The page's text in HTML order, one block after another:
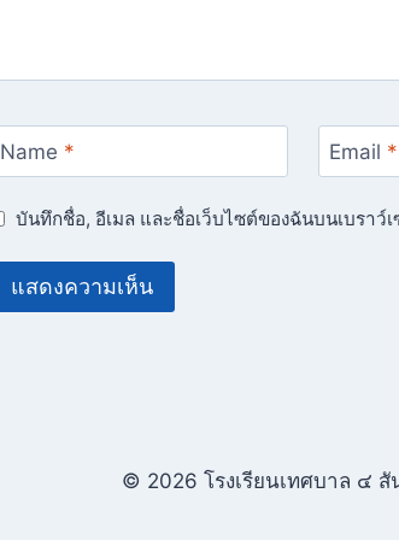
Name * Email *
บันทึกชื่อ, อีเมล และชื่อเว็บไซต์ของฉันบนเบราว์
© 2026 โรงเรียนเทศบาล ๔